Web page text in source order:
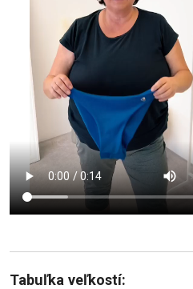
Tabuľka veľkostí: